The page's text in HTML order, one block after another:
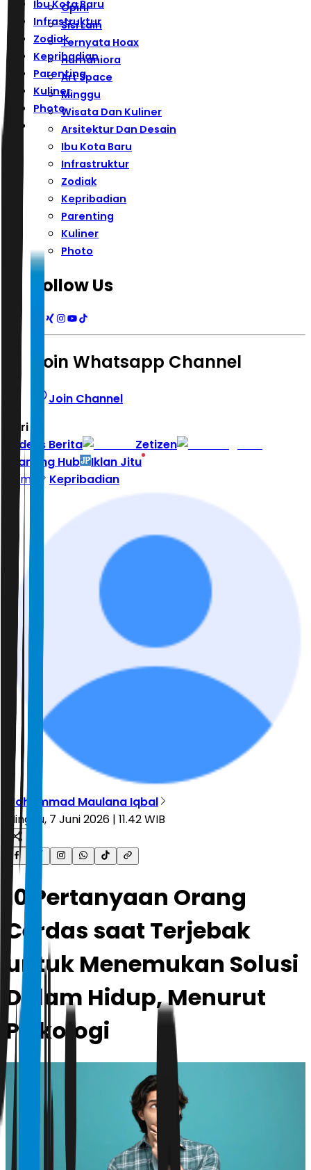
Ibu Kota Baru
Infrastruktur
Zodiak
Kepribadian
Parenting
Kuliner
Photo
Opini
Sisi Lain
Ternyata Hoax
Humaniora
Art Space
Minggu
Wisata Dan Kuliner
Arsitektur Dan Desain
Ibu Kota Baru
Infrastruktur
Zodiak
Kepribadian
Parenting
Kuliner
Photo
Follow Us
Join Whatsapp Channel
Join Channel
Hari ini
Indeks Berita
Zetizen
Learning Hub
Iklan Jitu
Home
Kepribadian
Mohammad Maulana Iqbal
Minggu, 7 Juni 2026 | 11.42 WIB
10 Pertanyaan Orang
Cerdas saat Terjebak
untuk Menemukan Solusi
Dalam Hidup, Menurut
Psikologi